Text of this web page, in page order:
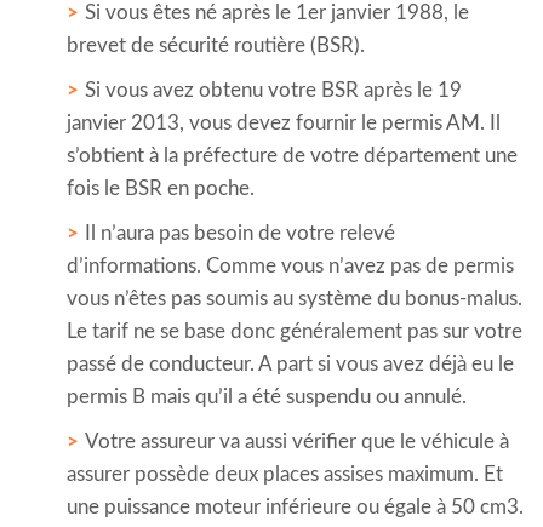
Si vous êtes né après le 1er janvier 1988, le
brevet de sécurité routière (BSR).
Si vous avez obtenu votre BSR après le 19
janvier 2013, vous devez fournir le permis AM. Il
s’obtient à la préfecture de votre département une
fois le BSR en poche.
Il n’aura pas besoin de votre relevé
d’informations. Comme vous n’avez pas de permis
vous n’êtes pas soumis au système du bonus-malus.
Le tarif ne se base donc généralement pas sur votre
passé de conducteur. A part si vous avez déjà eu le
permis B mais qu’il a été suspendu ou annulé.
Votre assureur va aussi vérifier que le véhicule à
assurer possède deux places assises maximum. Et
une puissance moteur inférieure ou égale à 50 cm3.